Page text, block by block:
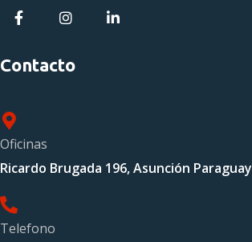
Contacto
Oficinas
Ricardo Brugada 196, Asunción Paraguay
Telefono